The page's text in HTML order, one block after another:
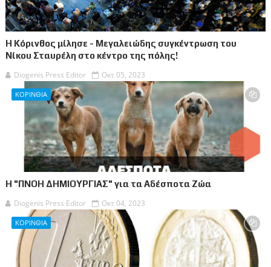
Η Κόρινθος μίλησε - Μεγαλειώδης συγκέντρωση του
Νίκου Σταυρέλη στο κέντρο της πόλης!
Diogenis Press Editor
Οκτ 05, 2023
ΚΟΡΙΝΘΙΑ
Η "ΠΝΟΗ ΔΗΜΙΟΥΡΓΙΑΣ" για τα Αδέσποτα Ζώα
Diogenis Press Editor
Οκτ 04, 2023
ΚΟΡΙΝΘΙΑ